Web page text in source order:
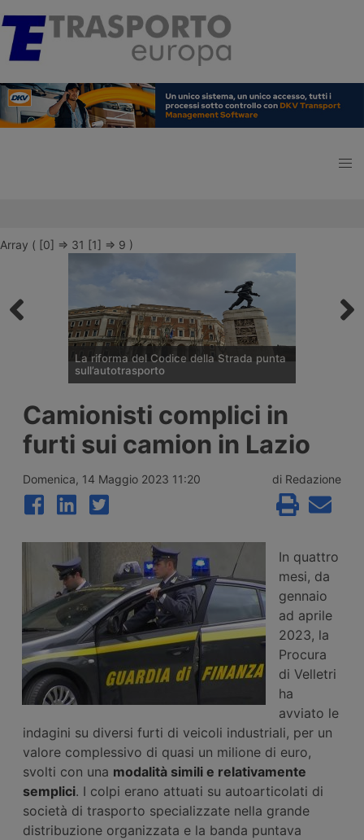
Array ( [0] => 31 [1] => 9 )
La riforma del Codice della Strada punta
sull’autotrasporto
fine di luglio 2026 le linee della riforma del
Codice della Strada: patente C1 a 17 anni,
guida senza Cqc per un anno,
riorganizzazione delle sanzioni in 21 fasce,
ruolo per gli ausiliari di Polizia Stradale.
Camionisti complici in
furti sui camion in Lazio
Domenica, 14 Maggio 2023 11:20 di Redazione
In quattro
mesi, da
gennaio
ad aprile
2023, la
Procura
di Velletri
ha
avviato le
indagini su diversi furti di veicoli industriali, per un
valore complessivo di quasi un milione di euro,
svolti con una modalità simili e relativamente
semplici. I colpi erano attuati su autoarticolati di
società di trasporto specializzate nella grande
distribuzione organizzata e la banda puntava